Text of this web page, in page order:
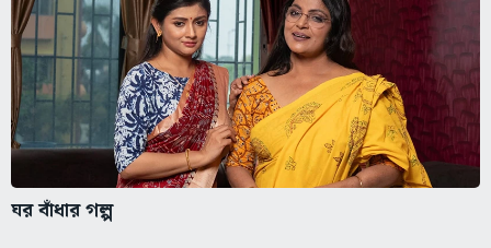
ঘর বাঁধার গল্প